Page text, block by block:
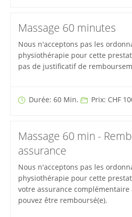
Massage 60 minutes
Nous n'acceptons pas les
physiothérapie pour cette
pas de justificatif de
Durée: 60 Min. Prix: CHF
Massage 60 min -
assurance
Nous n'acceptons pas les
physiothérapie pour cette
votre assurance
pouvez être remboursé(e).